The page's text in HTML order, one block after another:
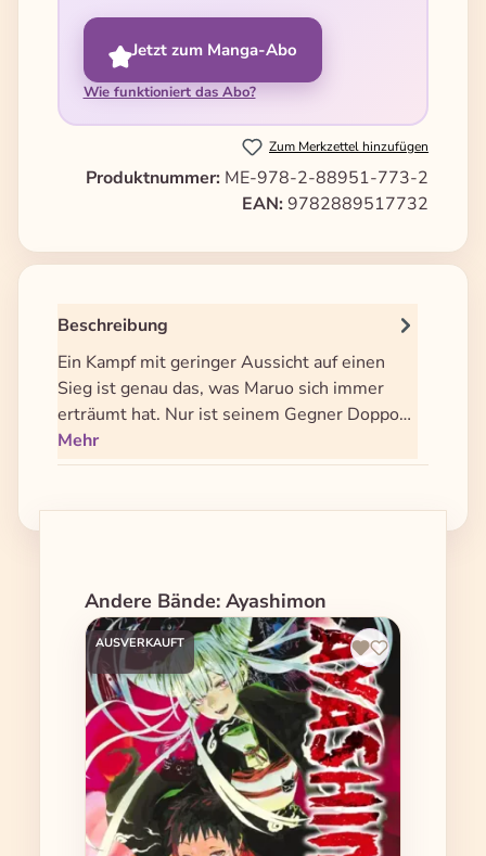
Jetzt zum Manga-Abo
Wie funktioniert das Abo?
Zum Merkzettel hinzufügen
Produktnummer: ME-978-2-88951-773-2
EAN: 9782889517732
Beschreibung
Ein Kampf mit geringer Aussicht auf einen
Sieg ist genau das, was Maruo sich immer
erträumt hat. Nur ist seinem Gegner Doppo…
Mehr
Produktgalerie überspringen
Andere Bände: Ayashimon
AUSVERKAUFT